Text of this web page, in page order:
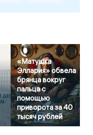
«Матушка
Эллария» обвела
брянца вокруг
пальца с
помощью
приворота за 40
тысяч рублей